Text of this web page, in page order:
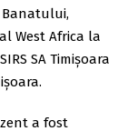
Banatului,
West Africa la
SA Timișoara
a fost